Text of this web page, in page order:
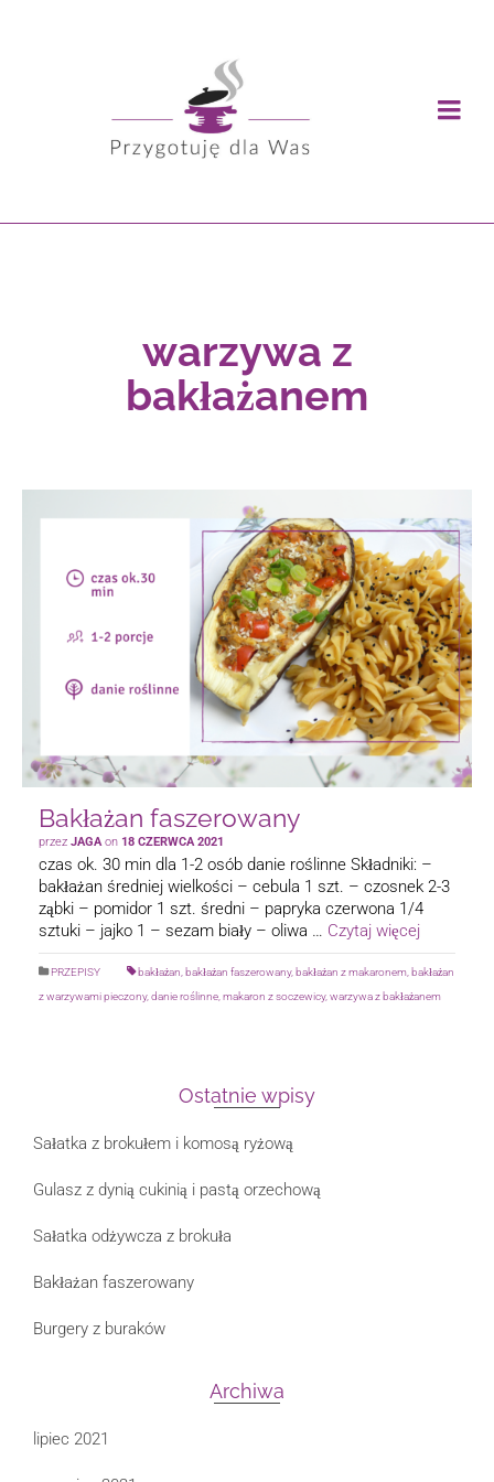
warzywa z
bakłażanem
Bakłażan faszerowany
przez JAGA on 18 CZERWCA 2021
czas ok. 30 min dla 1-2 osób danie roślinne Składniki: –
bakłażan średniej wielkości – cebula 1 szt. – czosnek 2-3
ząbki – pomidor 1 szt. średni – papryka czerwona 1/4
sztuki – jajko 1 – sezam biały – oliwa … Czytaj więcej
PRZEPISY bakłażan bakłażan faszerowany, bakłażan z makaronem bakłażan
z warzywami pieczony, danie roślinne makaron z soczewicy, warzywa z bakłażanem
Ostatnie wpisy
Sałatka z brokułem i komosą ryżową
Gulasz z dynią cukinią i pastą orzechową
Sałatka odżywcza z brokuła
Bakłażan faszerowany
Burgery z buraków
Archiwa
lipiec 2021